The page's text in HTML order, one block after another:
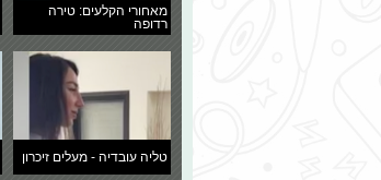
מאחורי הקלעים: טירה
רדופה
טליה עובדיה - מעלים זיכרון